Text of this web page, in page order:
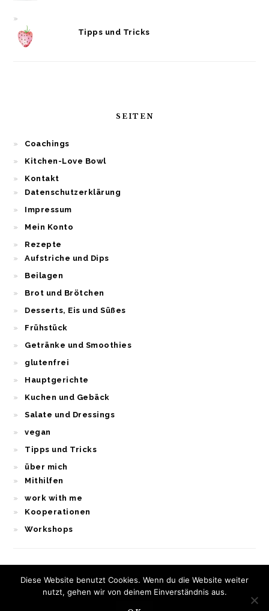
Tipps und Tricks
SEITEN
Coachings
Kitchen-Love Bowl
Kontakt
Datenschutzerklärung
Impressum
Mein Konto
Rezepte
Aufstriche und Dips
Beilagen
Brot und Brötchen
Desserts, Eis und Süßes
Frühstück
Getränke und Smoothies
glutenfrei
Hauptgerichte
Kuchen und Gebäck
Salate und Dressings
vegan
Tipps und Tricks
über mich
Mithilfen
work with me
Kooperationen
Workshops
Diese Website benutzt Cookies. Wenn du die Website weiter
nutzt, gehen wir von deinem Einverständnis aus.